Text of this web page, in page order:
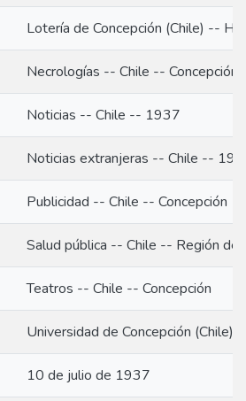
Lotería de Concepción (Chile) --
Necrologías -- Chile -- Concepción
Noticias -- Chile -- 1937
Noticias extranjeras -- Chile --
Publicidad -- Chile -- Concepción
Salud pública -- Chile -- Región
Teatros -- Chile -- Concepción
Universidad de Concepción
10 de julio de 1937